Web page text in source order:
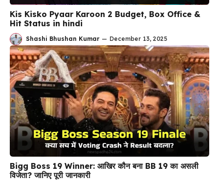
Kis Kisko Pyaar Karoon 2 Budget, Box Office &
Hit Status in hindi
Shashi Bhushan Kumar — December 13, 2025
Bigg Boss 19 Winner: आखिर कौन बना BB 19 का असली
विजेता? जानिए पूरी जानकारी